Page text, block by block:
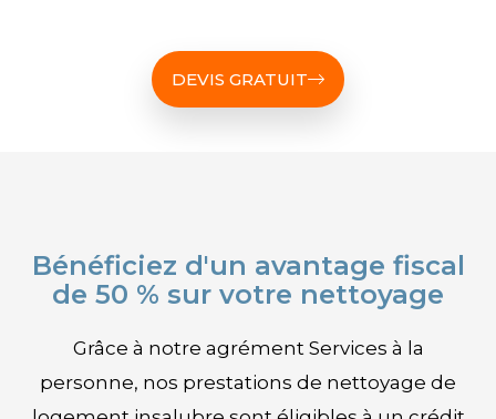
DEVIS GRATUIT
Bénéficiez d'un avantage fiscal
de 50 % sur votre nettoyage
Grâce à notre agrément Services à la
personne, nos prestations de nettoyage de